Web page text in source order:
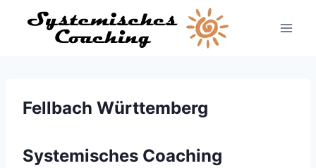
Inhalt
Fellbach Württemberg
Systemisches Coaching